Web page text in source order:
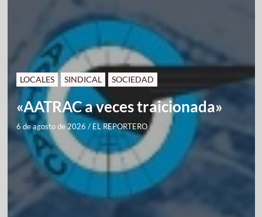
LOCALES SINDICAL SOCIEDAD
«AATRAC a veces traicionada»
6 de agosto de 2026 / EL REPORTERO